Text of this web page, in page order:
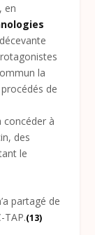
en
la
de
concéder à
des
le
partagé de
TAP.(13)